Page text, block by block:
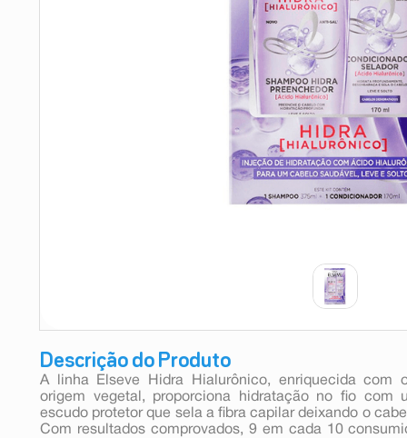
Descrição do Produto
A linha Elseve Hidra Hialurônico, enriquecida com
origem vegetal, proporciona hidratação no fio com
escudo protetor que sela a fibra capilar deixando o
Com resultados comprovados, 9 em cada 10
esmalte
10ºabsorvente